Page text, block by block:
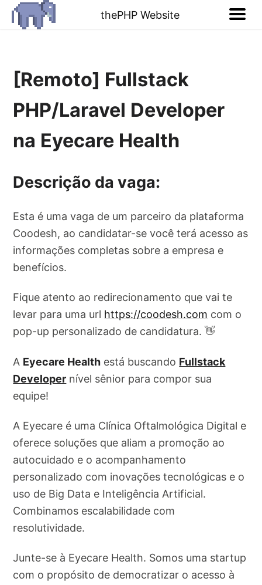
thePHP Website
[Remoto] Fullstack
PHP/Laravel Developer
na Eyecare Health
Descrição da vaga:
Esta é uma vaga de um parceiro da plataforma
Coodesh, ao candidatar-se você terá acesso as
informações completas sobre a empresa e
benefícios.
Fique atento ao redirecionamento que vai te
levar para uma url https://coodesh.com com o
pop-up personalizado de candidatura. 👋
A Eyecare Health está buscando Fullstack
Developer nível sênior para compor sua
equipe!
A Eyecare é uma Clínica Oftalmológica Digital e
oferece soluções que aliam a promoção ao
autocuidado e o acompanhamento
personalizado com inovações tecnológicas e o
uso de Big Data e Inteligência Artificial.
Combinamos escalabilidade com
resolutividade.
Junte-se à Eyecare Health. Somos uma startup
com o propósito de democratizar o acesso à